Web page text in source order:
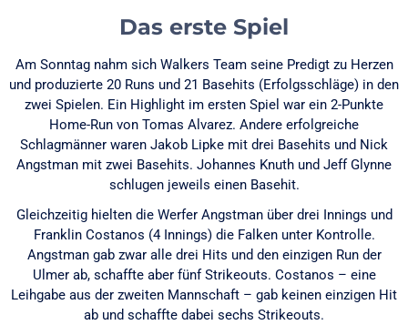
Das erste Spiel
Am Sonntag nahm sich Walkers Team seine Predigt zu Herzen
und produzierte 20 Runs und 21 Basehits (Erfolgsschläge) in den
zwei Spielen. Ein Highlight im ersten Spiel war ein 2-Punkte
Home-Run von Tomas Alvarez. Andere erfolgreiche
Schlagmänner waren Jakob Lipke mit drei Basehits und Nick
Angstman mit zwei Basehits. Johannes Knuth und Jeff Glynne
schlugen jeweils einen Basehit.
Gleichzeitig hielten die Werfer Angstman über drei Innings und
Franklin Costanos (4 Innings) die Falken unter Kontrolle.
Angstman gab zwar alle drei Hits und den einzigen Run der
Ulmer ab, schaffte aber fünf Strikeouts. Costanos – eine
Leihgabe aus der zweiten Mannschaft – gab keinen einzigen Hit
ab und schaffte dabei sechs Strikeouts.